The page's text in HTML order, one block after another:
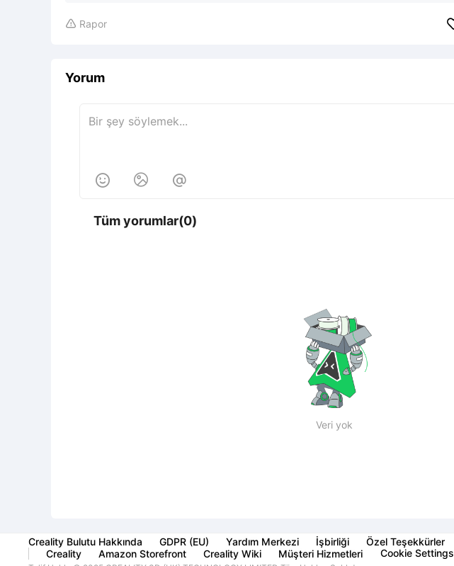
 Rapor
Yorum
  
Tüm yorumlar(0)
Veri yok
Creality Bulutu Hakkında GDPR (EU) Yardım Merkezi İşbirliği
Özel Teşekkürler
Creality
Amazon Storefront Creality Wiki Müşteri Hizmetleri Cookie Settings